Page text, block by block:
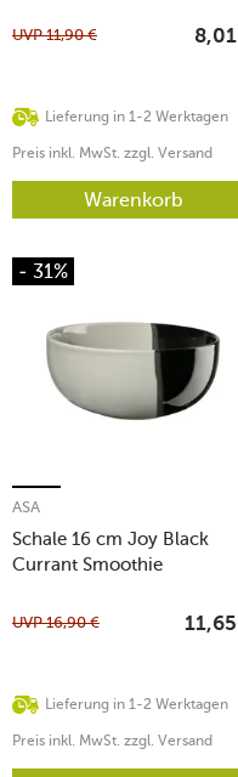
Lieferung in 1-2 Werktagen
UVP11,90 € 8,01
Preis inkl. MwSt. zzgl. Versand
Warenkorb
- 31%
Schale 16 cm Joy Black
Currant Smoothie
ASA
Lieferung in 1-2 Werktagen
UVP16,90 € 11,65
Preis inkl. MwSt. zzgl. Versand